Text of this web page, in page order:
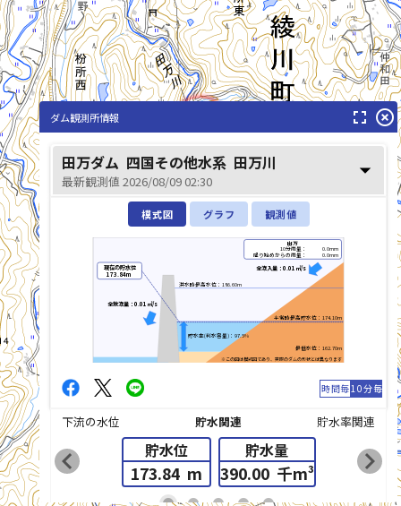
list_alt
ダム観測所情報 fullscreen highlight_off
田万ダム 四国その他水系 田万川
最新観測値 2026/08/09 02:30 arrow_drop_down
模式図 グラフ 観測値
※この図は模式図であり、実際のダムの形状とは異なります
洪水時最高水位：186.60m
平常時最高貯水位：174.10m
最低水位：162.70m
貯水率(利水容量)：97.5%
現在の貯水位
173.84m
全流入量：0.01㎥/s
全放流量：0.01㎥/s
田万
10分雨量： 0.0mm
降り始めからの雨量： 0.0mm
時間毎10分毎
下流の水位 貯水関連 貯水率関連
貯水位
173.84 m
貯水量
390.00 千m³
chevron_left chevron_right